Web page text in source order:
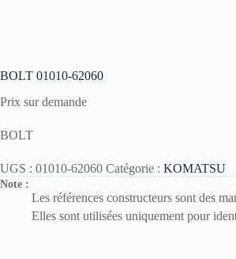
BOLT 01010-62060
Prix sur demande
BOLT
UGS : 01010-62060 Catégorie : KOMATSU
Note :
Les références constructeurs sont des
Elles sont utilisées uniquement pour